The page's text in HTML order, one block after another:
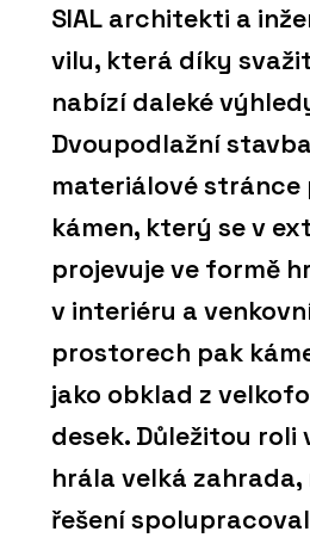
SIAL architekti a
vilu, která díky
nabízí daleké
Dvoupodlažní
materiálové stránce
kámen, který se v
projevuje ve formě
v interiéru a
prostorech pak
jako obklad z
desek. Důležitou roli
hrála velká zahrada,
řešení